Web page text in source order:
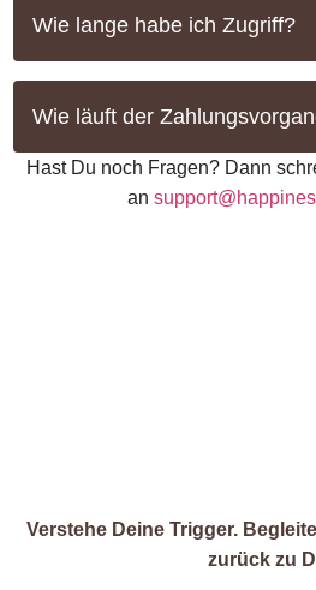
Wie lange habe ich Zugriff?
Wie läuft der
Hast Du noch Fragen? Dann
an
Verstehe Deine Trigger.
zurück zu